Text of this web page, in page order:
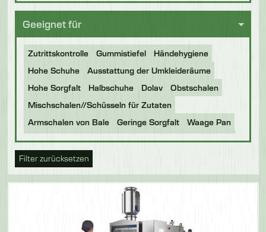
Geeignet für
Zutrittskontrolle Gummistiefel
Händehygiene
Hohe Schuhe
Ausstattung der Umkleideräume
Hohe Sorgfalt
Halbschuhe Dolav
Obstschalen
Mischschalen//Schüsseln für Zutaten
Armschalen von Bale
Geringe Sorgfalt
Waage Pan
Backbleche
Gestelle Tonelly
Gastronorm-Schalen
BOC Trays
Food Production Trays
Plastic Dolavs
Pass Through Stiefel
Eurobins
Menschenhygiene
Filter zurücksetzen